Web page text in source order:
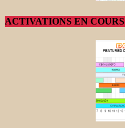
ACTIVATIONS EN COURS